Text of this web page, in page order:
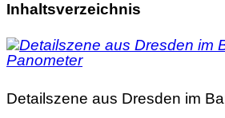
Inhaltsverzeichnis
Detailszene aus Dresden im